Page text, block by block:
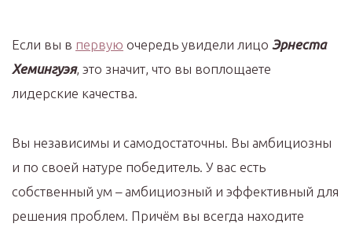
Если вы в первую очередь увидели лицо Эрнеста
Хемингуэя, это значит, что вы воплощаете
лидерские качества.
Вы независимы и самодостаточны. Вы амбициозны
и по своей натуре победитель. У вас есть
собственный ум – амбициозный и эффективный для
решения проблем. Причём вы всегда находите